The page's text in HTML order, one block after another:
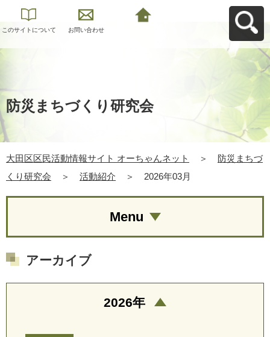
このサイトについて お問い合わせ
防災まちづくり研究会
大田区区民活動情報サイト オーちゃんネット ＞
防災まちづ
くり研究会
＞ 活動紹介 ＞ 2026年03月
Menu
アーカイブ
2026年